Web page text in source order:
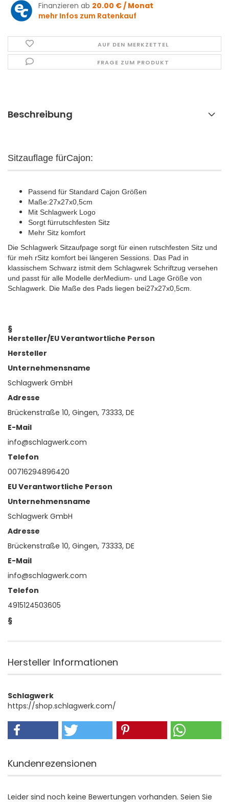
Finanzieren ab 20.00 € / Monat
mehr Infos zum Ratenkauf
AUF DEN MERKZETTEL
FRAGE ZUM PRODUKT
Beschreibung
Sitzauflage fürCajon:
Passend für Standard Cajon Größen
Maße:27x27x0,5cm
Mit Schlagwerk Logo
Sorgt fürrutschfesten Sitz
Mehr Sitz komfort
Die Schlagwerk Sitzaufpage sorgt für einen rutschfesten Sitz und
für meh rSitz komfort bei längeren Sessions. Das Pad in
klassischem Schwarz istmit dem Schlagwrek Schriftzug versehen
und passt für alle Modelle derMedium- und Lage Größe von
Schlagwerk. Die Maße des Pads liegen bei27x27x0,5cm.
§
Hersteller/EU Verantwortliche Person
Hersteller
Unternehmensname
Schlagwerk GmbH
Adresse
Brückenstraße 10, Gingen, 73333, DE
E-Mail
info@schlagwerk.com
Telefon
00716294896420
EU Verantwortliche Person
Unternehmensname
Schlagwerk GmbH
Adresse
Brückenstraße 10, Gingen, 73333, DE
E-Mail
info@schlagwerk.com
Telefon
4915124503605
§
Hersteller Informationen
Schlagwerk
https://shop.schlagwerk.com/
Kundenrezensionen
Leider sind noch keine Bewertungen vorhanden. Seien Sie